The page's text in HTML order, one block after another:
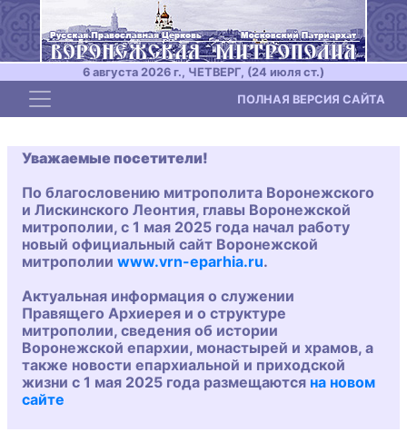
6 августа 2026 г., ЧЕТВЕРГ, (24 июля ст.)
Toggle navigation ПОЛНАЯ ВЕРСИЯ САЙТА
Уважаемые посетители!
По благословению митрополита Воронежского
и Лискинского Леонтия, главы Воронежской
митрополии, с 1 мая 2025 года начал работу
новый официальный сайт Воронежской
митрополии www.vrn-eparhia.ru.
Актуальная информация о служении
Правящего Архиерея и о структуре
митрополии, сведения об истории
Воронежской епархии, монастырей и храмов, а
также новости епархиальной и приходской
жизни с 1 мая 2025 года размещаются на новом
сайте